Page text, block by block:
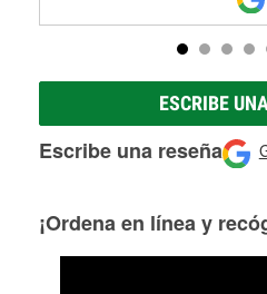
ESCRIBE
Escribe una reseña
¡Ordena en línea y